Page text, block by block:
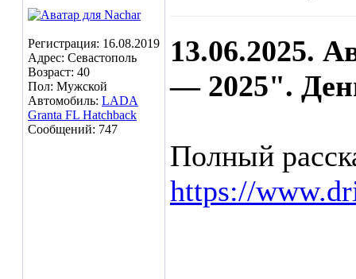
Регистрация: 16.08.2019
Адрес: Севастополь
Возраст: 40
Пол: Мужской
Автомобиль: LADA
Granta FL Hatchback
Сообщений: 747
13.06.2025.
— 2025".
Полный
https://